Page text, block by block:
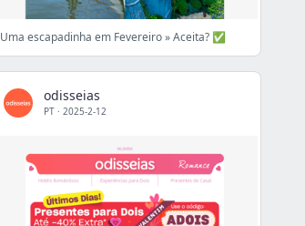
Uma escapadinha em Fevereiro » Aceita? ✅
odisseias
PT · 2025-2-12